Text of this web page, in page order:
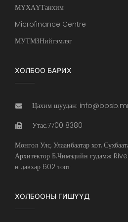
МҮХАҮТанхим
Microfinance Centre
МУТМЗНийгэмлэг
ХОЛБОО БАРИХ
Цахим шуудан:
Утас:7700 8380
Монгол Улс, Улаанбаатар хот,
Архитектор Б.Чимэдийн гудамж
н давхар 602 тоот
ХОЛБООНЫ ГИШҮҮД